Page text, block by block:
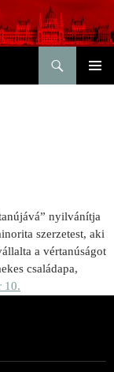
nyilvánítja
szerzetest, aki
a vértanúságot
családapa,
10.